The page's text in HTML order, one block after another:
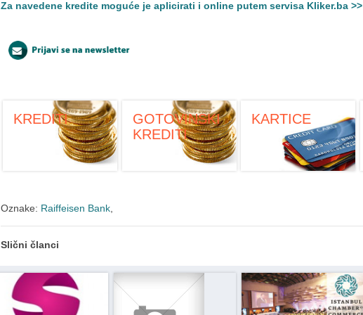
Za navedene kredite moguće je aplicirati i online putem servisa Kliker.ba >>
KREDITI
GOTOVINSKI
KREDITI
KARTICE
Oznake: Raiffeisen Bank
Slični članci